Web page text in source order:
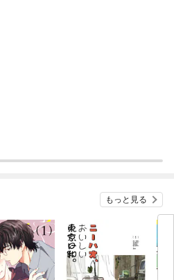
もっと見る